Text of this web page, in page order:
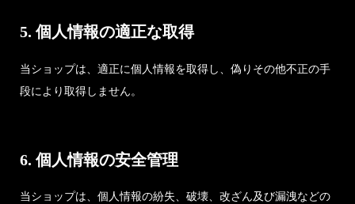
5. 個人情報の適正な取得
当ショップは、適正に個人情報を取得し、偽りその他不正の手
段により取得しません。
6. 個人情報の安全管理
当ショップは、個人情報の紛失、破壊、改ざん及び漏洩などの